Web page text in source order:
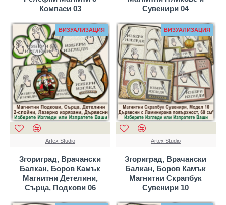
Компаси 03
Сувенири 04
ВИЗУАЛИЗАЦИЯ
Artex Studio
Згориград, Врачански
Балкан, Боров Камък
Магнитни Детелини,
Сърца, Подкови 06
ВИЗУАЛИЗАЦИЯ
Artex Studio
Згориград, Врачански
Балкан, Боров Камък
Магнитни Скрапбук
Сувенири 10